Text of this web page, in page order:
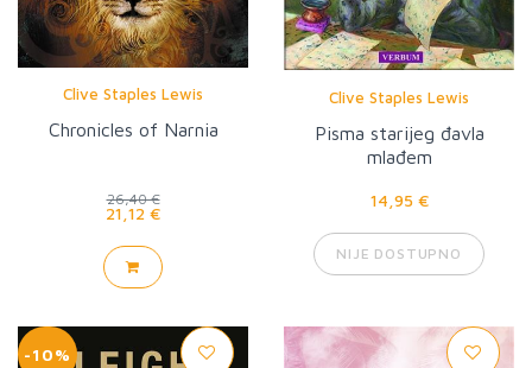
Clive Staples Lewis
Chronicles of Narnia
26,40 €
21,12 €
Clive Staples Lewis
Pisma starijeg đavla
mlađem
14,95 €
NIJE DOSTUPNO
-10%